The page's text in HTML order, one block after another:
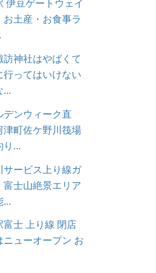
伊豆ゲートウェイ
お土産・お食事ラ
訪神社はやばくて
行ってはいけない
...
デンウィーク直
津町佐ケ野川筏場
り...
サービス上り線ガ
富士山絶景エリア
...
富士 上り線 閉店
ニューオープン お